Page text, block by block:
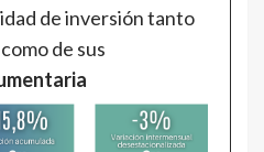
de inversión tanto
de sus